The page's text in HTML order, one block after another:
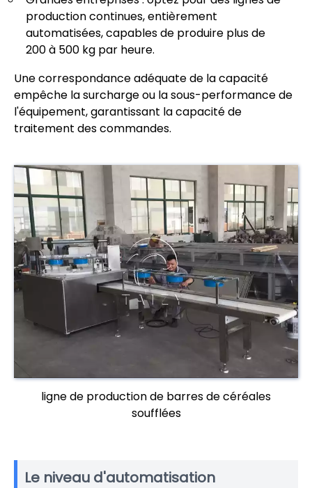
production continues, entièrement
automatisées, capables de produire plus de
200 à 500 kg par heure.
Une correspondance adéquate de la capacité
empêche la surcharge ou la sous-performance de
l'équipement, garantissant la capacité de
traitement des commandes.
ligne de production de barres de céréales
soufflées
Le niveau d'automatisation